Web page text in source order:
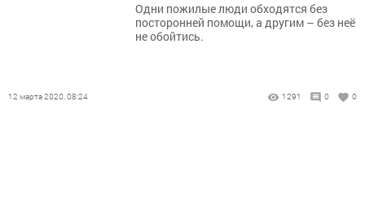
Одни пожилые люди обходятся без
посторонней помощи, а другим – без неё
не обойтись.
12 марта 2020, 08:24 1291 0 0